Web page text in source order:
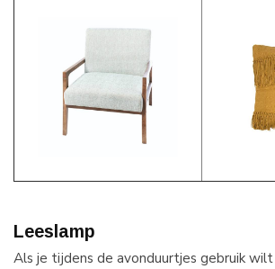
Leeslamp
Als je tijdens de avonduurtjes gebruik wilt